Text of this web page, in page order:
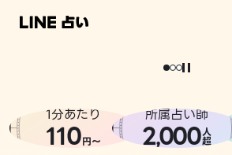
相談事例
どうせなら
。
1分あたり
110円〜
所属占い師
2,000人
超